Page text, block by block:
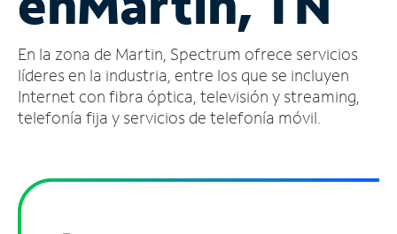
cuenta
Encuentra
una
tienda
En la zona de Martin, Spectrum ofrece servicios
líderes en la industria, entre los que se incluyen
Internet con fibra óptica, televisión y streaming,
telefonía fija y servicios de telefonía móvil.